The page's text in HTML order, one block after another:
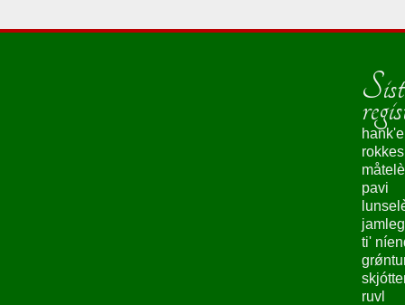
hank'e
pavi
ti'
ruvl